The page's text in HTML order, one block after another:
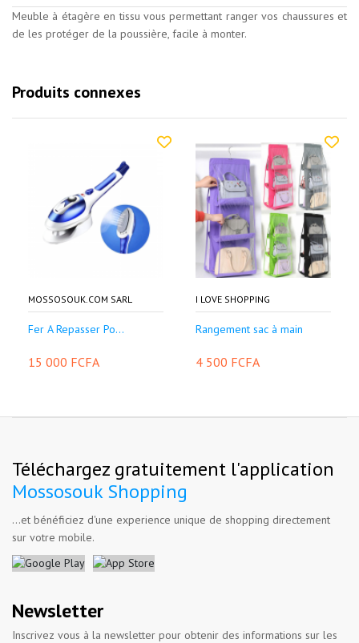
Meuble à étagère en tissu vous permettant ranger vos chaussures et
de les protéger de la poussière, facile à monter.
Produits connexes
MOSSOSOUK.COM SARL
Fer A Repasser Po...
15 000 FCFA
I LOVE SHOPPING
Rangement sac à main
4 500 FCFA
Téléchargez gratuitement l'application
Mossosouk Shopping
...et bénéficiez d'une experience unique de shopping directement
sur votre mobile.
Newsletter
Inscrivez vous à la newsletter pour obtenir des informations sur les